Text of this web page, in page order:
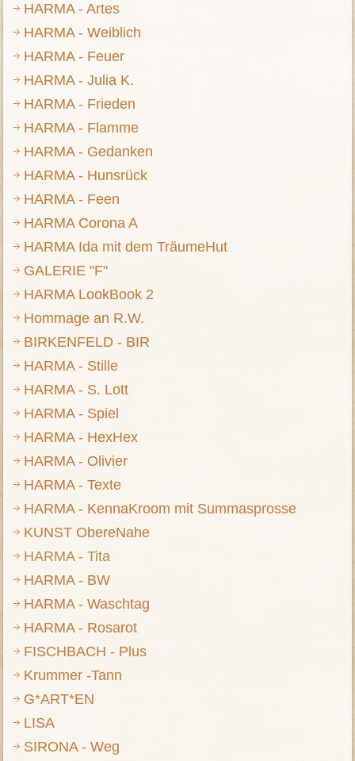
HARMA - Artes
HARMA - Weiblich
HARMA - Feuer
HARMA - Julia K.
HARMA - Frieden
HARMA - Flamme
HARMA - Gedanken
HARMA - Hunsrück
HARMA - Feen
HARMA Corona A
HARMA Ida mit dem TräumeHut
GALERIE "F"
HARMA LookBook 2
Hommage an R.W.
BIRKENFELD - BIR
HARMA - Stille
HARMA - S. Lott
HARMA - Spiel
HARMA - HexHex
HARMA - Olivier
HARMA - Texte
HARMA - KennaKroom mit Summasprosse
KUNST ObereNahe
HARMA - Tita
HARMA - BW
HARMA - Waschtag
HARMA - Rosarot
FISCHBACH - Plus
Krummer -Tann
G*ART*EN
LISA
SIRONA - Weg